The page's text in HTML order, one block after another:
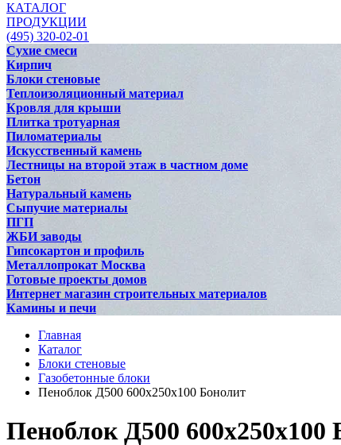
КАТАЛОГ
ПРОДУКЦИИ
(495) 320-02-01
Сухие смеси
Кирпич
Блоки стеновые
Теплоизоляционный материал
Кровля для крыши
Плитка тротуарная
Пиломатериалы
Искусственный камень
Лестницы на второй этаж в частном доме
Бетон
Натуральный камень
Сыпучие материалы
ПГП
ЖБИ заводы
Гипсокартон и профиль
Металлопрокат Москва
Готовые проекты домов
Интернет магазин строительных материалов
Камины и печи
Главная
Каталог
Блоки стеновые
Газобетонные блоки
Пеноблок Д500 600х250х100 Бонолит
Пеноблок Д500 600х250х100